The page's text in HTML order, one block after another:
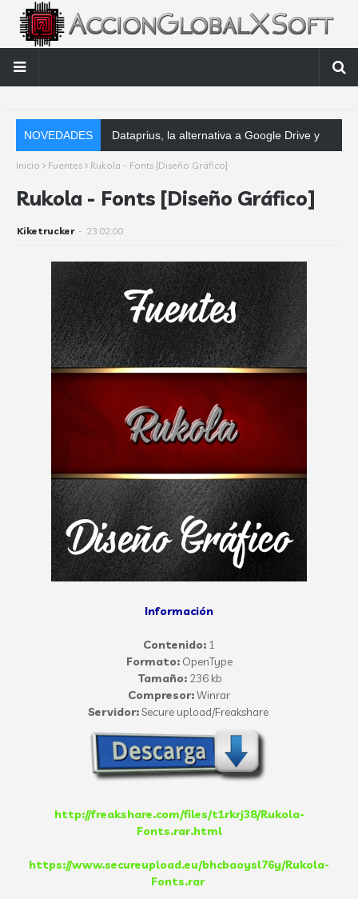
NOVEDADES Dataprius, la alternativa a Google Drive y Dropbox que las empresas deber
Inicio Fuentes Rukola - Fonts [Diseño Gráfico]
Rukola - Fonts [Diseño Gráfico]
Kiketrucker - 23:02:00
Información
Contenido: 1
Formato:OpenType
Tamaño: 236 kb
Compresor:Winrar
Servidor:Secure upload/Freakshare
http://freakshare.com/files/t1rkrj38/Rukola-
Fonts.rar.html
https://www.secureupload.eu/bhcbaoysl76y/Rukola-
Fonts.rar